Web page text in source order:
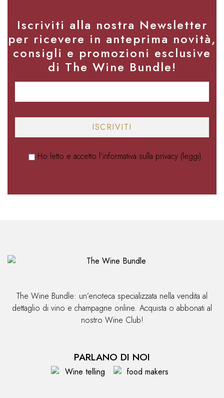
Iscriviti alla nostra Newsletter
per ricevere in anteprima novità,
consigli e promozioni esclusive
di The Wine Bundle!
Ho letto e accetto l'informativa sulla privacy (leggi).
The Wine Bundle: un’enoteca specializzata nella vendita al
dettaglio di vino e champagne online. Acquista o abbonati al
nostro Wine Club!
PARLANO DI NOI